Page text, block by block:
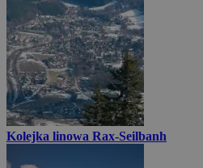
Kolejka linowa Rax-Seilbanh